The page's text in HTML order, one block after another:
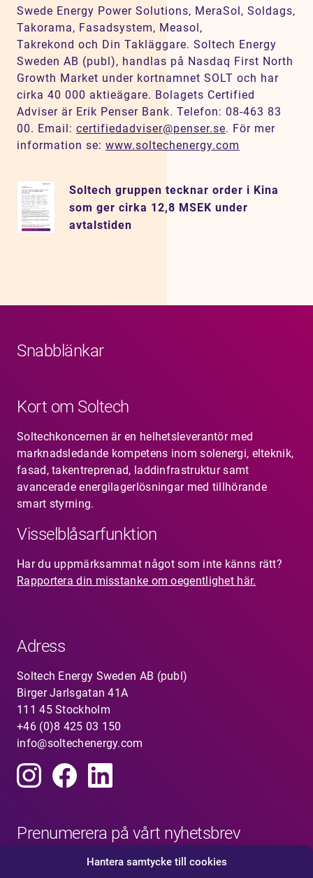
Hantera samtycke till cookies
Swede Energy Power Solutions, MeraSol, Soldags,
Takorama, Fasadsystem, Measol,
Takrekond och Din Takläggare. Soltech Energy
Sweden AB (publ), handlas på Nasdaq First North
Growth Market under kortnamnet SOLT och har
cirka 40 000 aktieägare. Bolagets Certified
Adviser är Erik Penser Bank. Telefon: 08-463 83
00. Email: certifiedadviser@penser.se. För mer
information se: www.soltechenergy.com
Soltech gruppen tecknar order i Kina
som ger cirka 12,8 MSEK under
avtalstiden
Snabblänkar
Kort om Soltech
Soltechkoncernen är en helhetsleverantör med
marknadsledande kompetens inom solenergi, elteknik,
fasad, takentreprenad, laddinfrastruktur samt
avancerade energilagerlösningar med tillhörande
smart styrning.
Visselblåsarfunktion
Har du uppmärksammat något som inte känns rätt?
Rapportera din misstanke om oegentlighet här.
Adress
Soltech Energy Sweden AB (publ)
Birger Jarlsgatan 41A
111 45 Stockholm
+46 (0)8 425 03 150
info@soltechenergy.com
Prenumerera på vårt nyhetsbrev